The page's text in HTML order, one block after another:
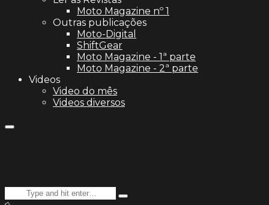
Moto Magazine nº 1
Outras publicações
Moto-Digital
ShiftGear
Moto Magazine - 1ª parte
Moto Magazine - 2ª parte
Videos
Video do mês
Videos diversos
Search
Type